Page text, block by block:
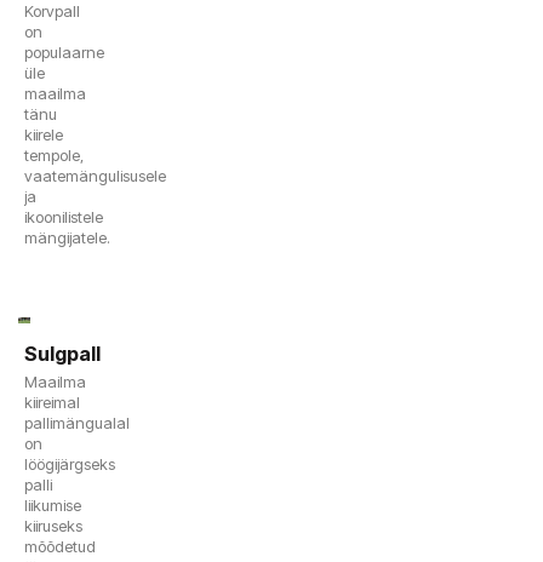
Korvpall
on
populaarne
üle
maailma
tänu
kiirele
tempole,
vaatemängulisusele
ja
ikoonilistele
mängijatele.
Sulgpall
Maailma
kiireimal
pallimängualal
on
löögijärgseks
palli
liikumise
kiiruseks
mõõdetud